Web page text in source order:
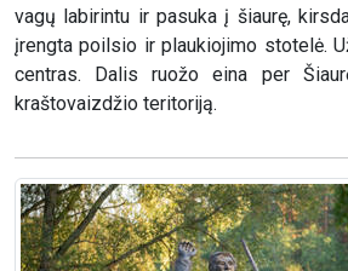
vagų labirintu ir pasuka į šiaurę,
įrengta poilsio ir plaukiojimo stotelė.
centras. Dalis ruožo eina per
kraštovaizdžio teritoriją.